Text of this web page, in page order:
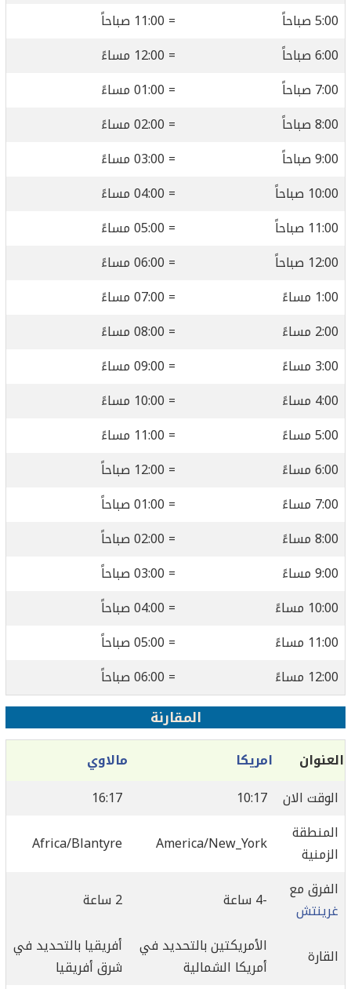
5:00 صباحاً
= 11:00 صباحاً
6:00 صباحاً
= 12:00 مساءً
7:00 صباحاً
= 01:00 مساءً
8:00 صباحاً
= 02:00 مساءً
9:00 صباحاً
= 03:00 مساءً
10:00 صباحاً
= 04:00 مساءً
11:00 صباحاً
= 05:00 مساءً
12:00 صباحاً
= 06:00 مساءً
1:00 مساءً
= 07:00 مساءً
2:00 مساءً
= 08:00 مساءً
3:00 مساءً
= 09:00 مساءً
4:00 مساءً
= 10:00 مساءً
5:00 مساءً
= 11:00 مساءً
6:00 مساءً
= 12:00 صباحاً
7:00 مساءً
= 01:00 صباحاً
8:00 مساءً
= 02:00 صباحاً
9:00 مساءً
= 03:00 صباحاً
10:00 مساءً
= 04:00 صباحاً
11:00 مساءً
= 05:00 صباحاً
12:00 مساءً
= 06:00 صباحاً
المقارنة
العنوان امريكا
مالاوي
الوقت الان
10:17
16:17
المنطقة
الزمنية
America/New_York
Africa/Blantyre
الفرق مع
غرينتش
-4 ساعة 2 ساعة
القارة
الأمريكتين بالتحديد في
أمريكا الشمالية
أفريقيا بالتحديد في
شرق أفريقيا